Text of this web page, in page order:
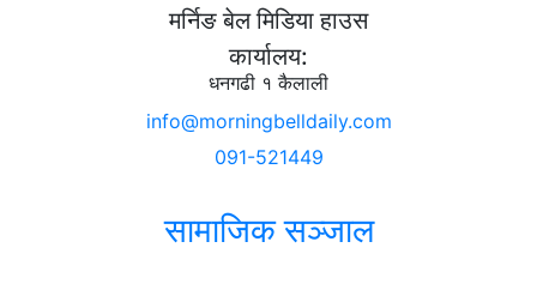
मर्निङ बेल मिडिया हाउस
कार्यालय:
धनगढी १ कैलाली
info@morningbelldaily.com
091-521449
सामाजिक सञ्जाल